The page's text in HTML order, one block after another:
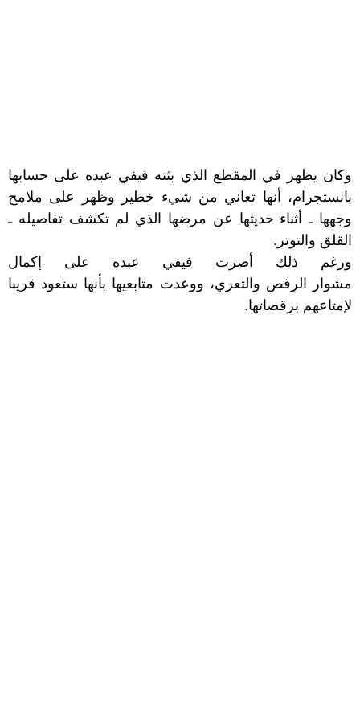
وكان يظهر في المقطع الذي بثته فيفي عبده على حسابها
بانستجرام، أنها تعاني من شيء خطير وظهر على ملامح
وجهها ـ أثناء حديثها عن مرضها الذي لم تكشف تفاصيله ـ
القلق والتوتر.
ورغم ذلك أصرت فيفي عبده على إكمال
مشوار
الرقص والتعري، ووعدت متابعيها بأنها ستعود قريبا
لإمتاعهم برقصاتها.